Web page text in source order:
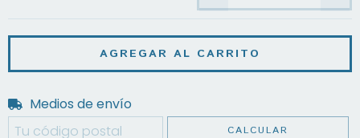
Entregas para el CP:
Medios de envío
CALCULAR